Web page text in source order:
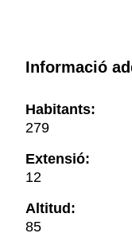
Informació
Habitants:
279
Extensió:
12
Altitud:
85